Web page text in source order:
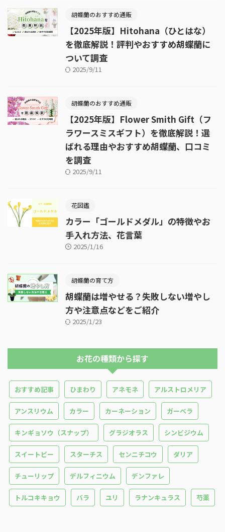
胡蝶蘭のおすすめ通販
【2025年版】Hitohana（ひとはな）
を徹底解説！評判やおすすめ胡蝶蘭に
ついて調査
2025/9/11
胡蝶蘭のおすすめ通販
【2025年版】Flower Smith Gift（フ
ラワースミスギフト）を徹底解説！選
ばれる理由やおすすめ胡蝶蘭、口コミ
を調査
2025/9/11
花図鑑
カラー「ゴールドメダル」の特徴やお
手入れ方法、花言葉
2025/1/16
胡蝶蘭の育て方
胡蝶蘭は増やせる？失敗しない増やし
方や注意点などをご紹介
2025/1/23
お花の種類から探す
おすすめ記事 ひまわり アネモネ アルストロメリア
アンスリウム カラー カーネーション ガーベラ
キンギョソウ（スナップ） グラジオラス シンビジウム
スイートピー スターチス センニチコウ ダリア
チューリップ デルフィニウム デンファレ
トルコキキョウ バラ ユリ ラナンキュラス 芍薬